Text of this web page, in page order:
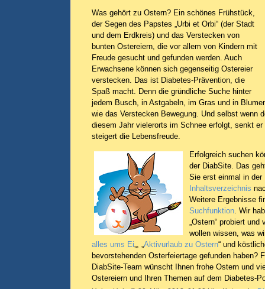
Was gehört zu Ostern? Ein schönes Frühstück,
der Segen des Papstes „Urbi et Orbi“ (der Stadt
und dem Erdkreis) und das Verstecken von
bunten Ostereiern, die vor allem von Kindern mit
Freude gesucht und gefunden werden. Auch
Erwachsene können sich gegenseitig Ostereier
verstecken. Das ist Diabetes-Prävention, die
Spaß macht. Denn die gründliche Suche hinter
jedem Busch, in Astgabeln, im Gras und in
wie das Verstecken Bewegung. Und selbst wenn
diesem Jahr vielerorts im Schnee erfolgt, senkt
steigert die Lebensfreude.
Erfolgreich suchen
der DiabSite. Das
Sie erst einmal in der
Inhaltsverzeichnis
Weitere Ergebnisse
Suchfunktion. Wir
„Ostern“ probiert
wollen wissen, was
alles ums Ei„, „Aktivurlaub zu Ostern“ und
bevorstehenden Osterfeiertage gefunden haben?
DiabSite-Team wünscht Ihnen frohe Ostern und
Ostereiern und Ihren Themen auf dem Diabetes-